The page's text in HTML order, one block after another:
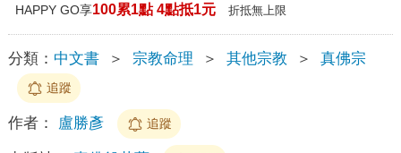
HAPPY GO享100累1點 4點抵1元 折抵無上限
分類： 中文書 ＞ 宗教命理 ＞ 其他宗教 ＞ 真佛宗
追蹤
作者： 盧勝彥 追蹤